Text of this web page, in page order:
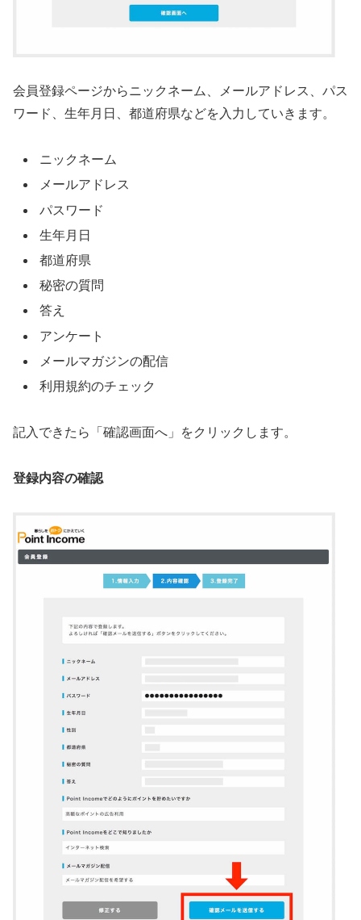
会員登録ページからニックネーム、メールアドレス、パス
ワード、生年月日、都道府県などを入力していきます。
ニックネーム
メールアドレス
パスワード
生年月日
都道府県
秘密の質問
答え
アンケート
メールマガジンの配信
利用規約のチェック
記入できたら「確認画面へ」をクリックします。
登録内容の確認